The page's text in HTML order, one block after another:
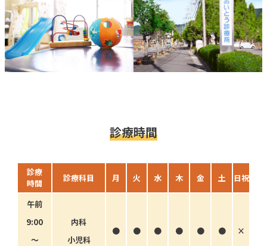
診療時間
診療
時間
診療科目 月 火 水 木 金 土 日祝
午前
9:00
〜
内科
小児科
● ● ● ● ● ● ×